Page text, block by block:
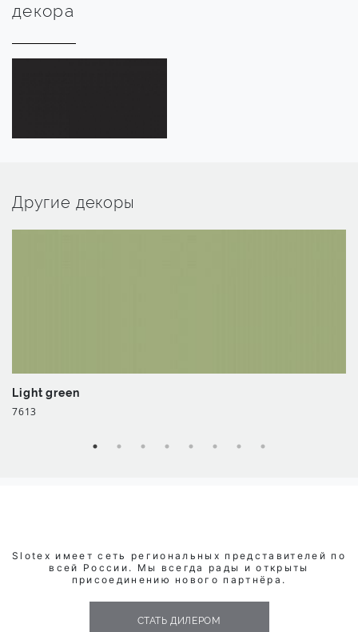
декора
Другие декоры
Light green
7613
Slotex имеет сеть региональных представителей по
всей России. Мы всегда рады и открыты
присоединению нового партнёра.
СТАТЬ ДИЛЕРОМ